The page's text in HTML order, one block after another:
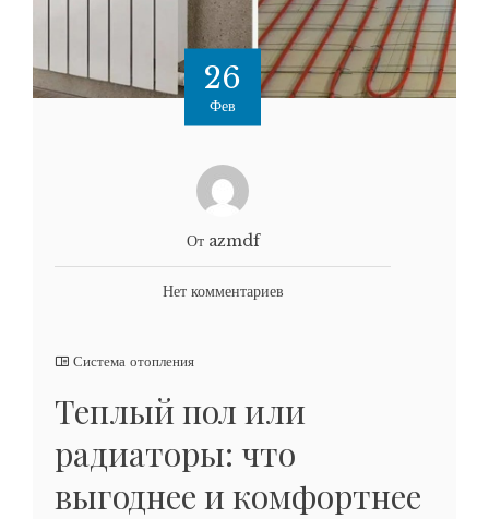
26
Фев
От azmdf
Нет комментариев
Система отопления
Теплый пол или
радиаторы: что
выгоднее и комфортнее